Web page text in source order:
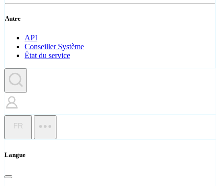
Autre
API
Conseiller Système
État du service
FR
Langue